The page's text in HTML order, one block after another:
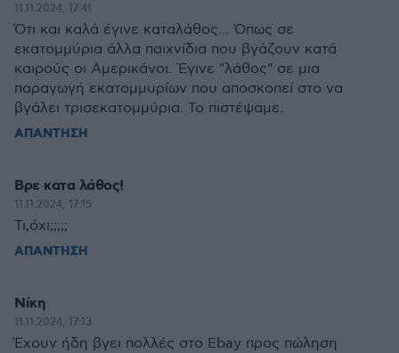
11.11.2024, 17:41
Ότι και καλά έγινε καταλάθος... Όπως σε
εκατομμύρια άλλα παιχνίδια που βγάζουν κατά
καιρούς οι Αμερικάνοι. Έγινε "λάθος" σε μια
παραγωγή εκατομμυρίων που αποσκοπεί στο να
βγάλει τρισεκατομμύρια. Το πιστέψαμε.
ΑΠΑΝΤΗΣΗ
Bρε κατα λάθος!
11.11.2024, 17:15
Τι,όχι;;;;;
ΑΠΑΝΤΗΣΗ
Νίκη
11.11.2024, 17:13
Έχουν ήδη βγει πολλές στο Ebay προς πώληση